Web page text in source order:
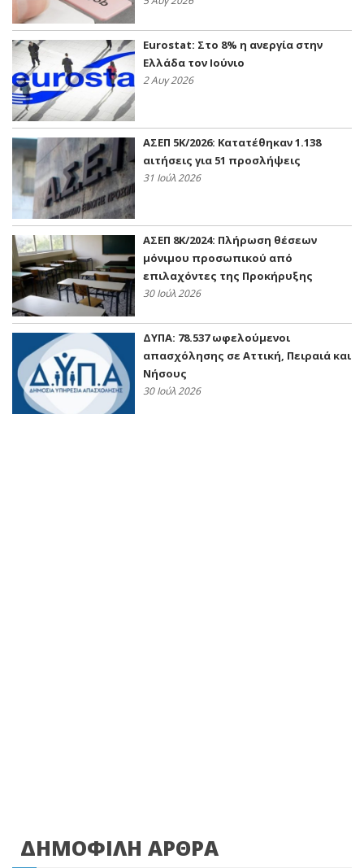
Eurostat: Στο 8% η ανεργία στην
Ελλάδα τον Ιούνιο
2 Αυγ 2026
ΑΣΕΠ 5Κ/2026: Κατατέθηκαν 1.138
αιτήσεις για 51 προσλήψεις
31 Ιούλ 2026
ΑΣΕΠ 8Κ/2024: Πλήρωση θέσεων
μόνιμου προσωπικού από
επιλαχόντες της Προκήρυξης
30 Ιούλ 2026
ΔΥΠΑ: 78.537 ωφελούμενοι
απασχόλησης σε Αττική, Πειραιά και
Νήσους
30 Ιούλ 2026
ΔΗΜΟΦΙΛΗ ΑΡΘΡΑ